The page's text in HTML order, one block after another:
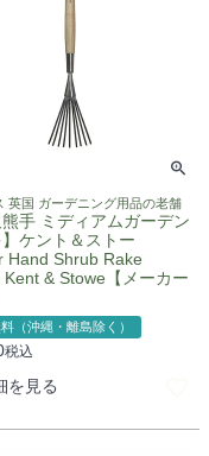
英国 ガーデニング用品の老舗
熊手 ミディアムガーデン
ケント＆ストー
Hand Shrub Rake
& Stowe【メーカー
（沖縄・離島除く）
税込
を見る